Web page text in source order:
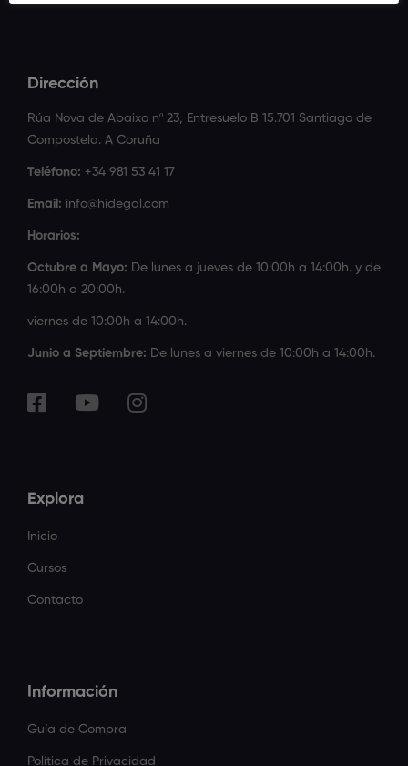
Dirección
Rúa Nova de Abaixo nº 23, Entresuelo B 15.701 Santiago de
Compostela. A Coruña
Teléfono: +34 981 53 41 17
Email: info@hidegal.com
Horarios:
Octubre a Mayo: De lunes a jueves de 10:00h a 14:00h. y de
16:00h a 20:00h.
viernes de 10:00h a 14:00h.
Junio a Septiembre: De lunes a viernes de 10:00h a 14:00h.
Explora
Inicio
Cursos
Contacto
Información
Guía de Compra
Política de Privacidad